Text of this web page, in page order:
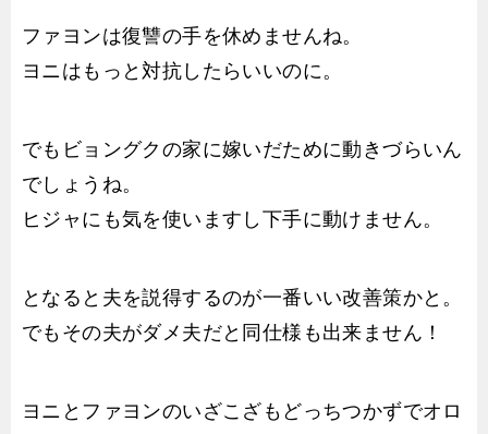
ファヨンは復讐の手を休めませんね。
ヨニはもっと対抗したらいいのに。
でもビョングクの家に嫁いだために動きづらいん
でしょうね。
ヒジャにも気を使いますし下手に動けません。
となると夫を説得するのが一番いい改善策かと。
でもその夫がダメ夫だと同仕様も出来ません！
ヨニとファヨンのいざこざもどっちつかずでオロ